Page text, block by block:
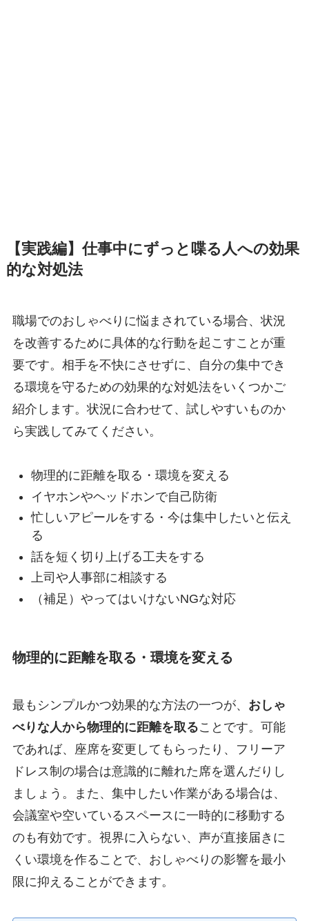
【実践編】仕事中にずっと喋る人への効果
的な対処法
職場でのおしゃべりに悩まされている場合、状況
を改善するために具体的な行動を起こすことが重
要です。相手を不快にさせずに、自分の集中でき
る環境を守るための効果的な対処法をいくつかご
紹介します。状況に合わせて、試しやすいものか
ら実践してみてください。
物理的に距離を取る・環境を変える
イヤホンやヘッドホンで自己防衛
忙しいアピールをする・今は集中したいと伝え
る
話を短く切り上げる工夫をする
上司や人事部に相談する
（補足）やってはいけないNGな対応
物理的に距離を取る・環境を変える
最もシンプルかつ効果的な方法の一つが、 おしゃ
べりな人から物理的に距離を取ることです。可能
であれば、座席を変更してもらったり、フリーア
ドレス制の場合は意識的に離れた席を選んだりし
ましょう。また、集中したい作業がある場合は、
会議室や空いているスペースに一時的に移動する
のも有効です。視界に入らない、声が直接届きに
くい環境を作ることで、おしゃべりの影響を最小
限に抑えることができます。